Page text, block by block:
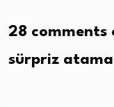
28 comments
sürpriz